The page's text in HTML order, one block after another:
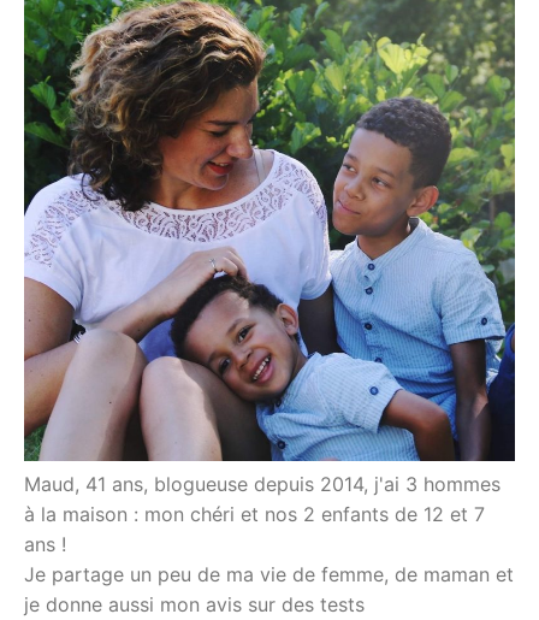
Maud, 41 ans, blogueuse depuis 2014, j'ai 3 hommes
à la maison : mon chéri et nos 2 enfants de 12 et 7
ans !
Je partage un peu de ma vie de femme, de maman et
je donne aussi mon avis sur des tests